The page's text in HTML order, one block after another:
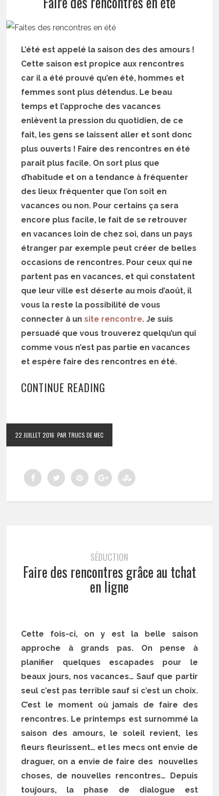
L’été est appelé la saison des des amours !
Cette saison est propice aux rencontres
car il a été prouvé qu’en été, hommes et
femmes sont plus détendus. Le beau
temps et l’approche des vacances
enlèvent la pression du quotidien, de ce
fait, les gens se laissent aller et sont donc
plus ouverts ! Faire des rencontres en été
parait plus facile. On sort plus que
d’habitude et on a tendance à fréquenter
des lieux fréquenter que l’on soit en
vacances ou non. Pour certains ça sera
encore plus facile, le fait de se retrouver
en vacances loin de chez soi, dans un pays
étranger par exemple peut créer de belles
occasions de rencontres. Pour ceux qui ne
partent pas en vacances, et qui constatent
que leur ville est déserte au mois d’août, il
vous la reste la possibilité de vous
connecter à unsite rencontre. Je suis
persuadé que vous trouverez quelqu’un qui
comme vous n’est pas partie en vacances
et espère faire des rencontres en été.
CONTINUE READING
22 JUILLET 2016 PAR TRUCS DE MEC
SÉDUCTION
Faire des rencontres grâce au tchat
en ligne
Cette fois-ci, on y est la belle saison
approche à grands pas. On pense à
planifier quelques escapades pour le
beaux jours, nos vacances… Sauf que partir
seul c’est pas terrible sauf si c’est un choix.
C’est le moment où jamais de faire des
rencontres. Le printemps est surnommé la
saison des amours, le soleil revient, les
fleurs fleurissent… et les mecs ont envie de
draguer, on a envie de faire des nouvelles
choses, de nouvelles rencontres… Depuis
toujours, la phase de dialogue est